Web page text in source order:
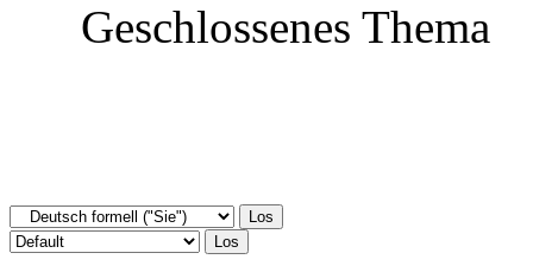
Geschlossenes Thema